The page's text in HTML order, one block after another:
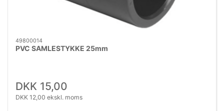
49800014
PVC SAMLESTYKKE 25mm
DKK 15,00
DKK 12,00 ekskl. moms